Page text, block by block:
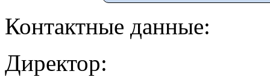
Контактные данные:
Директор: